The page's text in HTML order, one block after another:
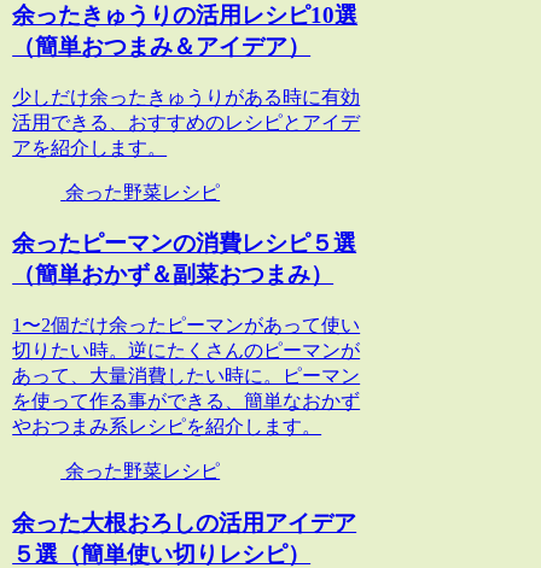
余ったきゅうりの活用レシピ10選
（簡単おつまみ＆アイデア）
少しだけ余ったきゅうりがある時に有効
活用できる、おすすめのレシピとアイデ
アを紹介します。
余った野菜レシピ
余ったピーマンの消費レシピ５選
（簡単おかず＆副菜おつまみ）
1〜2個だけ余ったピーマンがあって使い
切りたい時。逆にたくさんのピーマンが
あって、大量消費したい時に。ピーマン
を使って作る事ができる、簡単なおかず
やおつまみ系レシピを紹介します。
余った野菜レシピ
余った大根おろしの活用アイデア
５選（簡単使い切りレシピ）